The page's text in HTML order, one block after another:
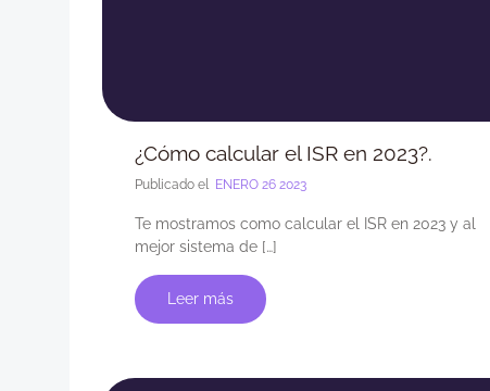
¿Cómo calcular el ISR en 2023?.
Publicado el ENERO 26 2023
Te mostramos como calcular el ISR en 2023 y al
mejor sistema de […]
Leer más